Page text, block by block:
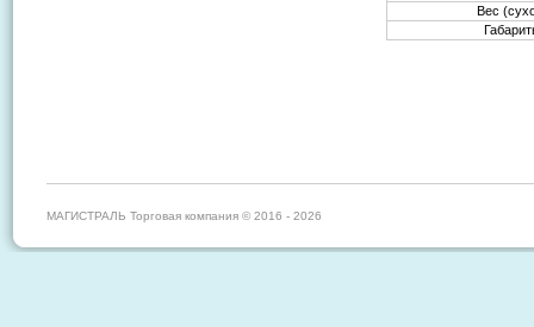
Вес
МАГИСТРАЛЬ Торговая компания © 2016 - 2026